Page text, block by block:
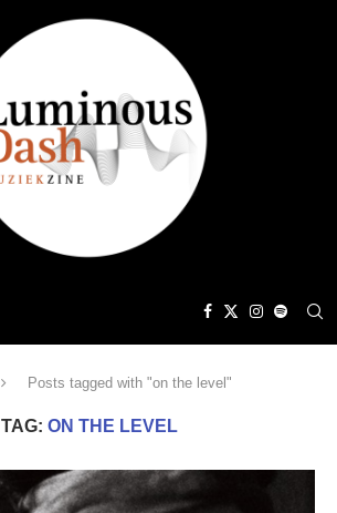
Posts tagged with "on the level"
TAG: ON THE LEVEL